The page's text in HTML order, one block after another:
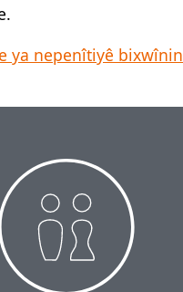
ya nepenîtiyê bixwînin